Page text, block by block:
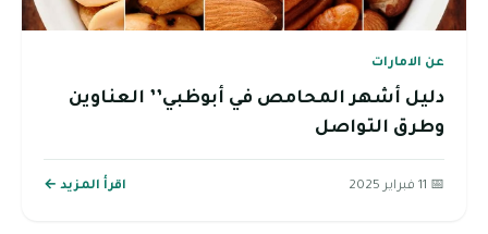
عن الامارات
دليل أشهر المحامص في أبوظبي’’ العناوين
وطرق التواصل
📅 11 فبراير 2025 اقرأ المزيد ←